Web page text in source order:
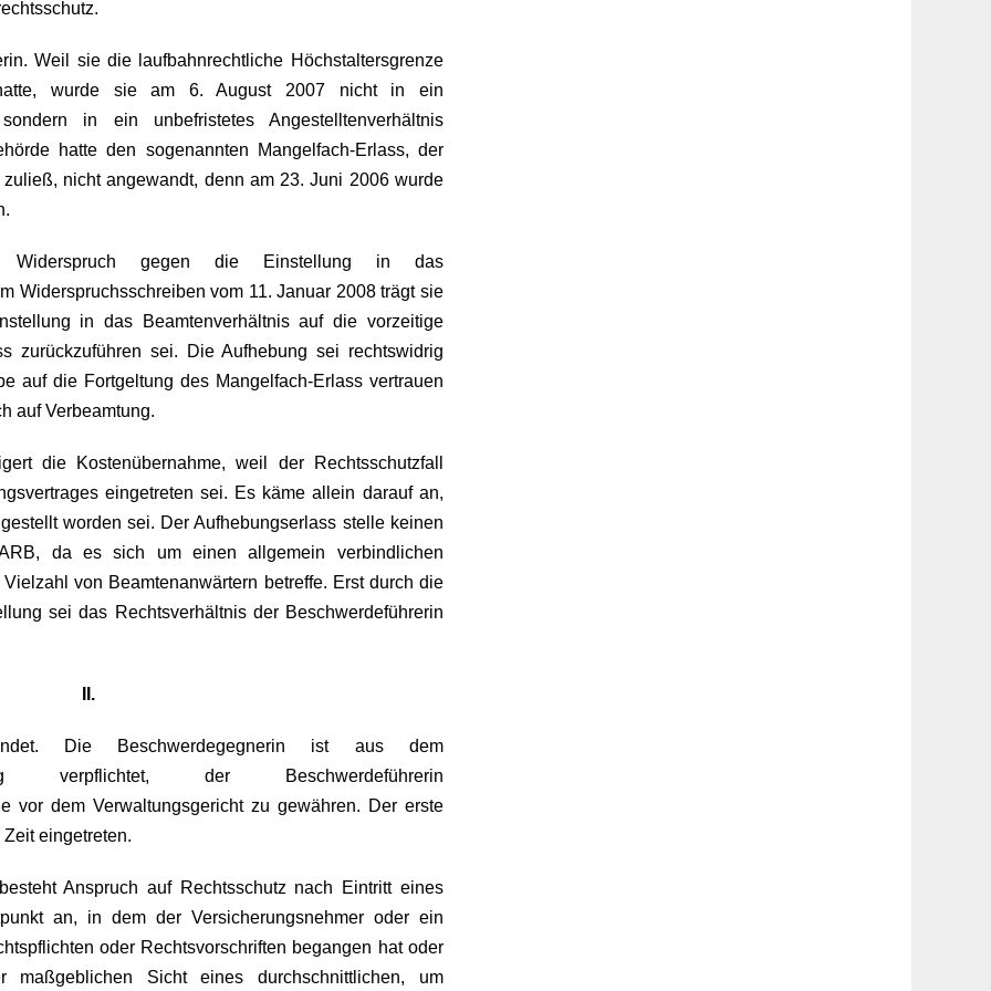
Weil sie die laufbahnrechtliche Höchstaltersgrenze
wurde sie am 6. August 2007 nicht in ein
in ein unbefristetes Angestelltenverhältnis
hatte den sogenannten Mangelfach-Erlass, der
nicht angewandt, denn am 23. Juni 2006 wurde
Widerspruch gegen die Einstellung in das
Widerspruchsschreiben vom 11. Januar 2008 trägt sie
in das Beamtenverhältnis auf die vorzeitige
zurückzuführen sei. Die Aufhebung sei rechtswidrig
auf die Fortgeltung des Mangelfach-Erlass vertrauen
auf Verbeamtung.
die Kostenübernahme, weil der Rechtsschutzfall
eingetreten sei. Es käme allein darauf an,
worden sei. Der Aufhebungserlass stelle keinen
da es sich um einen allgemein verbindlichen
von Beamtenanwärtern betreffe. Erst durch die
sei das Rechtsverhältnis der Beschwerdeführerin
II.
Die Beschwerdegegnerin ist aus dem
verpflichtet, der Beschwerdeführerin
vor dem Verwaltungsgericht zu gewähren. Der erste
eingetreten.
Anspruch auf Rechtsschutz nach Eintritt eines
an, in dem der Versicherungsnehmer oder ein
oder Rechtsvorschriften begangen hat oder
Sicht eines durchschnittlichen, um